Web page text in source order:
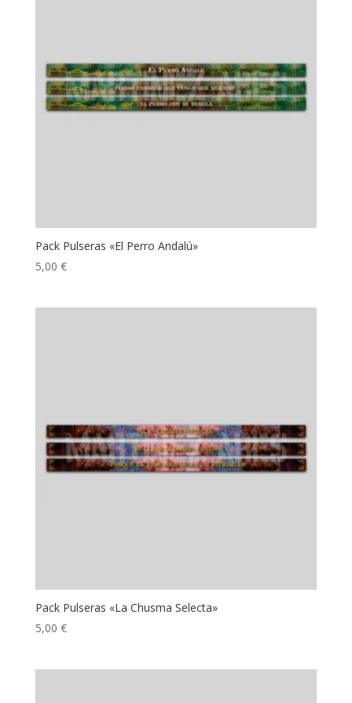
Pack Pulseras «El Perro Andalú»
5,00 €
Pack Pulseras «La Chusma Selecta»
5,00 €